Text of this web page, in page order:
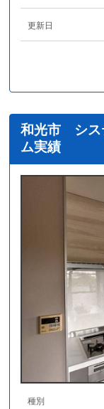
更新日
和光市 シス
ム実績
種別